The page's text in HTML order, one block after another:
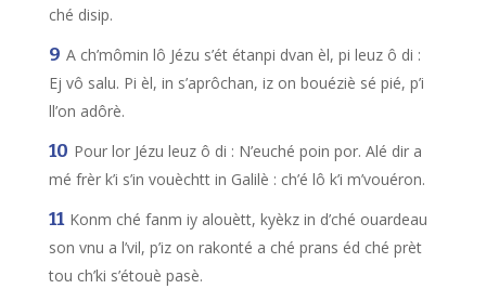
ché disip.
A ch’mômin lô Jézu s’ét étanpi dvan èl, pi leuz ô di :
Ej vô salu. Pi èl, in s’aprôchan, iz on bouéziè sé pié, p’i
ll’on adôrè.
Pour lor Jézu leuz ô di : N’euché poin por. Alé dir a
mé frèr k’i s’in vouèchtt in Galilè : ch’é lô k’i m’vouéron.
Konm ché fanm iy alouètt, kyèkz in d’ché ouardeau
son vnu a l’vil, p’iz on rakonté a ché prans éd ché prèt
tou ch’ki s’étouè pasè.